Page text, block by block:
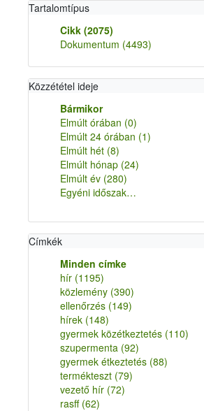
Tartalomtípus
Cikk (2075)
Dokumentum (4493)
Közzététel ideje
Bármikor
Elmúlt órában (0)
Elmúlt 24 órában (1)
Elmúlt hét (8)
Elmúlt hónap (24)
Elmúlt év (280)
Egyéni időszak…
Címkék
Minden címke
hír (1195)
közlemény (390)
ellenőrzés (149)
hírek (148)
gyermek közétkeztetés (110)
szupermenta (92)
gyermek étkeztetés (88)
termékteszt (79)
vezető hír (72)
rasff (62)